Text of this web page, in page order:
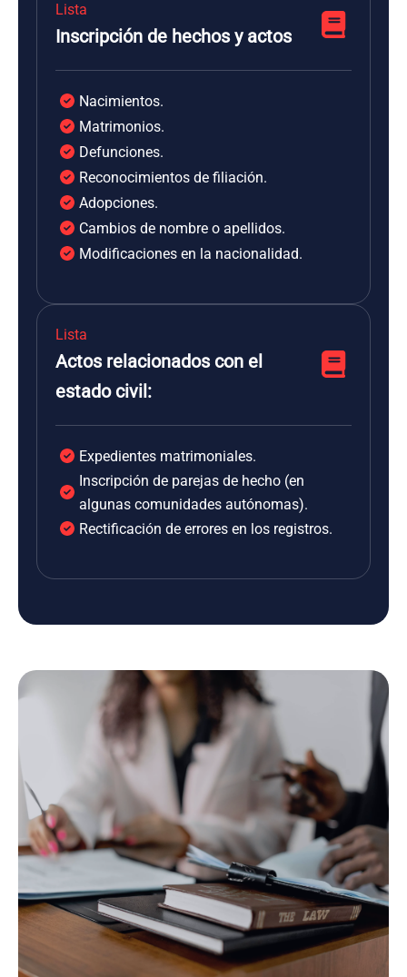
Lista
Inscripción de hechos y actos
Nacimientos.
Matrimonios.
Defunciones.
Reconocimientos de filiación.
Adopciones.
Cambios de nombre o apellidos.
Modificaciones en la nacionalidad.
Lista
Actos relacionados con el
estado civil:
Expedientes matrimoniales.
Inscripción de parejas de hecho (en
algunas comunidades autónomas).
Rectificación de errores en los registros.